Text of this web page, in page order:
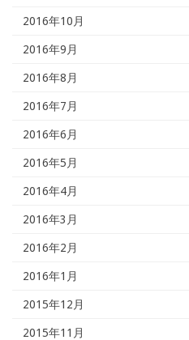
2016年10月
2016年9月
2016年8月
2016年7月
2016年6月
2016年5月
2016年4月
2016年3月
2016年2月
2016年1月
2015年12月
2015年11月